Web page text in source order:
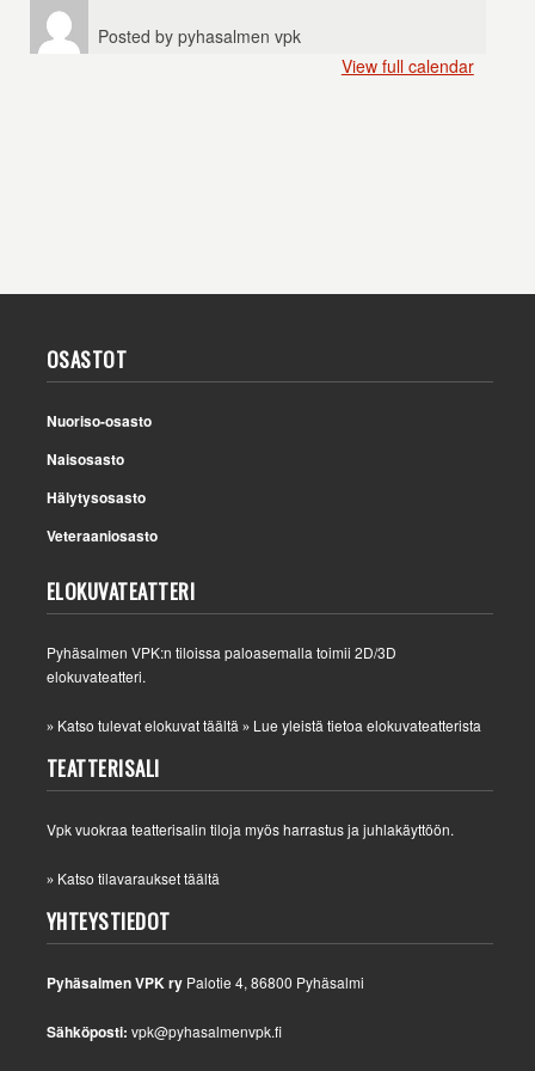
Posted by pyhasalmen vpk
View full calendar
OSASTOT
Nuoriso-osasto
Naisosasto
Hälytysosasto
Veteraaniosasto
ELOKUVATEATTERI
Pyhäsalmen VPK:n tiloissa paloasemalla toimii 2D/3D
elokuvateatteri.
» Katso tulevat elokuvat täältä » Lue yleistä tietoa elokuvateatterista
TEATTERISALI
Vpk vuokraa teatterisalin tiloja myös harrastus ja juhlakäyttöön.
» Katso tilavaraukset täältä
YHTEYSTIEDOT
Pyhäsalmen VPK ry Palotie 4, 86800 Pyhäsalmi
Sähköposti: vpk@pyhasalmenvpk.fi